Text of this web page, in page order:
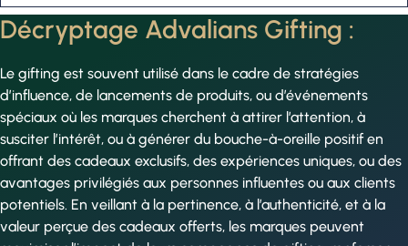
Décryptage Advalians Gifting :
Le gifting est souvent utilisé dans le cadre de stratégies
d’influence, de lancements de produits, ou d’événements
spéciaux où les marques cherchent à attirer l’attention, à
susciter l’intérêt, ou à générer du bouche-à-oreille positif en
offrant des cadeaux exclusifs, des expériences uniques, ou des
avantages privilégiés aux personnes influentes ou aux clients
potentiels. En veillant à la pertinence, à l’authenticité, et à la
valeur perçue des cadeaux offerts, les marques peuvent